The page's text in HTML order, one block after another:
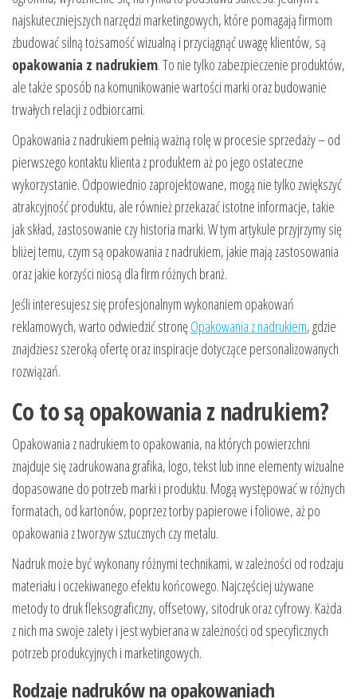
najskuteczniejszych narzędzi marketingowych, które pomagają firmom
zbudować silną tożsamość wizualną i przyciągnąć uwagę klientów, są
opakowania z nadrukiem. To nie tylko zabezpieczenie produktów,
ale także sposób na komunikowanie wartości marki oraz budowanie
trwałych relacji z odbiorcami.
Opakowania z nadrukiem pełnią ważną rolę w procesie sprzedaży – od
pierwszego kontaktu klienta z produktem aż po jego ostateczne
wykorzystanie. Odpowiednio zaprojektowane, mogą nie tylko zwiększyć
atrakcyjność produktu, ale również przekazać istotne informacje, takie
jak skład, zastosowanie czy historia marki. W tym artykule przyjrzymy się
bliżej temu, czym są opakowania z nadrukiem, jakie mają zastosowania
oraz jakie korzyści niosą dla firm różnych branż.
Jeśli interesujesz się profesjonalnym wykonaniem opakowań
reklamowych, warto odwiedzić stronęOpakowania z nadrukiem, gdzie
znajdziesz szeroką ofertę oraz inspiracje dotyczące personalizowanych
rozwiązań.
Co to są opakowania z nadrukiem?
Opakowania z nadrukiem to opakowania, na których powierzchni
znajduje się zadrukowana grafika, logo, tekst lub inne elementy wizualne
dopasowane do potrzeb marki i produktu. Mogą występować w różnych
formatach, od kartonów, poprzez torby papierowe i foliowe, aż po
opakowania z tworzyw sztucznych czy metalu.
Nadruk może być wykonany różnymi technikami, w zależności od rodzaju
materiału i oczekiwanego efektu końcowego. Najczęściej używane
metody to druk fleksograficzny, offsetowy, sitodruk oraz cyfrowy. Każda
z nich ma swoje zalety i jest wybierana w zależności od specyficznych
potrzeb produkcyjnych i marketingowych.
Rodzaje nadruków na opakowaniach